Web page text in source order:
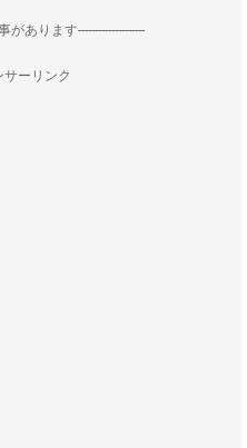
があります--------------------
ーリンク